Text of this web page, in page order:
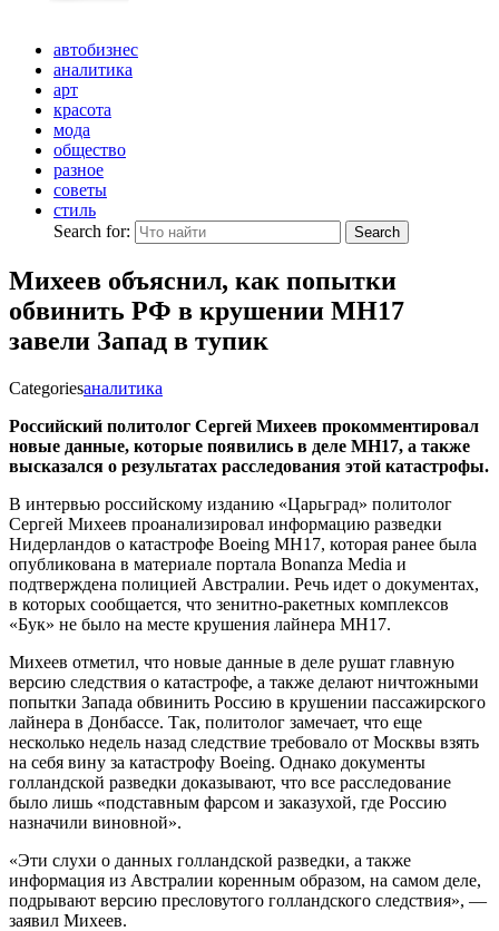
автобизнес
аналитика
арт
красота
мода
общество
разное
советы
стиль
Search for:
Search
Михеев объяснил, как попытки
обвинить РФ в крушении МН17
завели Запад в тупик
Categoriesаналитика
Российский политолог Сергей Михеев прокомментировал
новые данные, которые появились в деле MH17, а также
высказался о результатах расследования этой катастрофы.
В интервью российскому изданию «Царьград» политолог
Сергей Михеев проанализировал информацию разведки
Нидерландов о катастрофе Boeing MH17, которая ранее была
опубликована в материале портала Bonanza Media и
подтверждена полицией Австралии. Речь идет о документах,
в которых сообщается, что зенитно-ракетных комплексов
«Бук» не было на месте крушения лайнера MH17.
Михеев отметил, что новые данные в деле рушат главную
версию следствия о катастрофе, а также делают ничтожными
попытки Запада обвинить Россию в крушении пассажирского
лайнера в Донбассе. Так, политолог замечает, что еще
несколько недель назад следствие требовало от Москвы взять
на себя вину за катастрофу Boeing. Однако документы
голландской разведки доказывают, что все расследование
было лишь «подставным фарсом и заказухой, где Россию
назначили виновной».
«Эти слухи о данных голландской разведки, а также
информация из Австралии коренным образом, на самом деле,
подрывают версию пресловутого голландского следствия», —
заявил Михеев.